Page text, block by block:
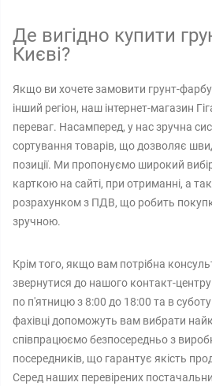
Де вигідно купити
Києві?
Якщо ви хочете замовити грунт-
інший регіон, наш інтернет-магазин
переваг. Насамперед, у нас зручна
сортування товарів, що дозволяє
позиції. Ми пропонуємо широкий
карткою на сайті, при отриманні, а
розрахунком з ПДВ, що робить
зручною.
Крім того, якщо вам потрібна
звернутися до нашого контакт-
по п'ятницю з 8:00 до 18:00 та в
фахівці допоможуть вам вибрати
співпрацюємо безпосередньо з
посередників, що гарантує якість
Серед наших перевірених